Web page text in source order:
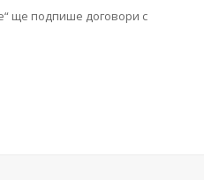
ще подпише договори с